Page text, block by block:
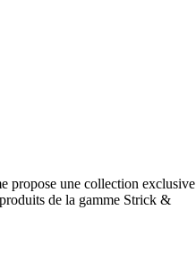
propose une collection exclusive
de la gamme Strick &